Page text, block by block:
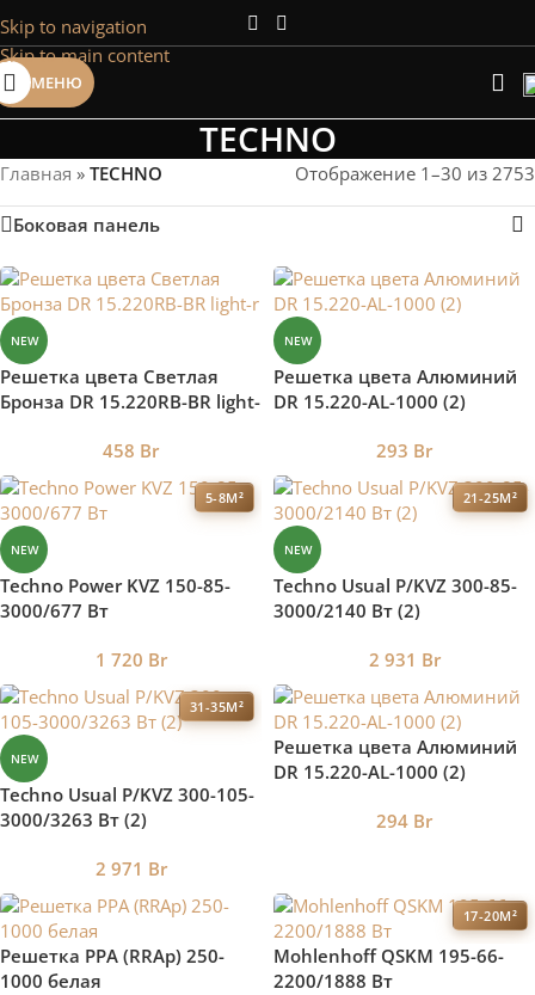
Skip to navigation
Skip to main content
Сэкономим Ваше время на подбор
Рассчитаем мощность | Предложим от 3х вариантов | В
наличии и под заказ
Скидки от 5%
МЕНЮ
TECHNO
Главная » TECHNO Отображение 1–30 из 2753
Боковая панель
NEW
Решетка цвета Светлая
Бронза DR 15.220RB-BR light-
458 Br
NEW
Решетка цвета Алюминий
DR 15.220-AL-1000 (2)
293 Br
5-8М²
NEW
Techno Power KVZ 150-85-
3000/677 Вт
1 720 Br
21-25М²
NEW
Techno Usual P/KVZ 300-85-
3000/2140 Вт (2)
2 931 Br
31-35М²
NEW
Techno Usual P/KVZ 300-105-
3000/3263 Вт (2)
2 971 Br
Решетка цвета Алюминий
DR 15.220-AL-1000 (2)
294 Br
Решетка РРА (RRAp) 250-
1000 белая
17-20М²
Mohlenhoff QSKM 195-66-
2200/1888 Вт